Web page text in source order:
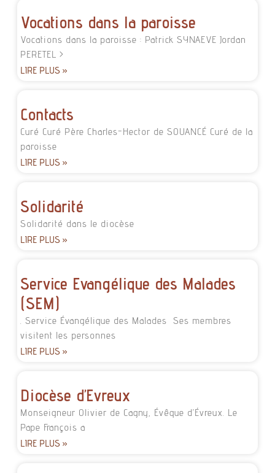
Vocations dans la paroisse
Vocations dans la paroisse : Patrick SYNAEVE Jordan
PERETEL >
LIRE PLUS »
Contacts
Curé Curé Père Charles-Hector de SOUANCÉ Curé de la
paroisse
LIRE PLUS »
Solidarité
Solidarité dans le diocèse
LIRE PLUS »
Service Evangélique des Malades
(SEM)
. Service Évangélique des Malades Ses membres
visitent les personnes
LIRE PLUS »
Diocèse d’Evreux
Monseigneur Olivier de Cagny, Évêque d’Évreux. Le
Pape François a
LIRE PLUS »